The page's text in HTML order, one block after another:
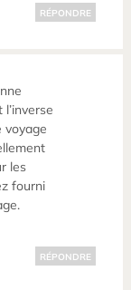
RÉPONDRE
voyage
les
fourni
RÉPONDRE